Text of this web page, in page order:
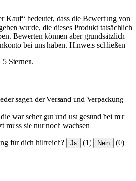
Kauf“ bedeutet, dass die Bewertung von
wurde, die dieses Produkt tatsächlich
Bewerten können aber grundsätzlich
bei uns haben. Hinweis schließen
Sternen.
sagen der Versand und Verpackung
war seher gut und ust gesund bei mir
muss sie nur noch wachsen
für dich hilfreich? Ja (1) Nein (0)